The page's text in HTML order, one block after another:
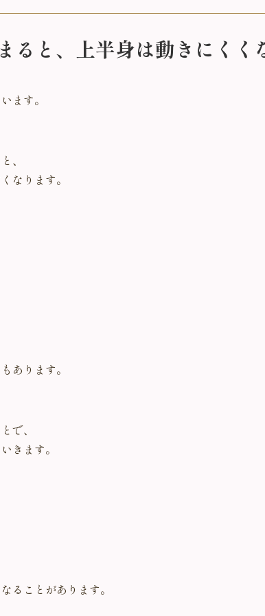
ると、上半身は動きにくく
ます。
、
なります。
あります。
で、
きます。
ることがあります。